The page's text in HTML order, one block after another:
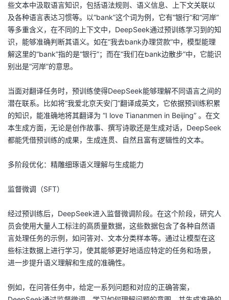
些文本中汲取语言知识，包括语法规则、语义信息、上下文关联以
及各种语言表达习惯等。以“bank”这个词为例，它有“银行”和“河岸”
等多重含义，在不同的上下文中，DeepSeek通过预训练学习到的知
识，能够准确判断其语义。如在“我去bank办理贷款”中，模型能理
解这里的“bank”指的是“银行”；而在“我们在bank边散步”中，它能识
别出是“河岸”的意思。
当面对翻译任务时，预训练使得DeepSeek能够理解不同语言之间的
潜在联系。比如将“我爱北京天安门”翻译成英文，它依据预训练积累
的知识，能准确地将其翻译为 “I love Tiananmen in Beijing” 。在文
本生成方面，无论是创作故事、撰写诗歌还是生成对话，DeepSeek
都能凭借预训练的成果，生成连贯、自然且富有逻辑性的文本。
多阶段优化：精雕细琢语义理解与生成能力
监督微调（SFT）
经过预训练后，DeepSeek进入监督微调阶段。在这个阶段，研究人
员会使用大量人工标注的高质量数据，这些数据包含了各种自然语
言处理任务的示例，如问答对、文本分类样本等。通过让模型在这
些标注数据上进行学习，使其能够更好地适应特定的任务和场景，
进一步提升语义理解和生成的准确性。
例如，在问答任务中，给定一系列问题和对应的正确答案，